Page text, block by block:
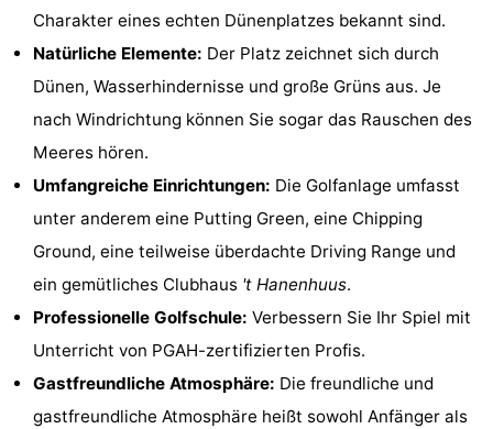
Eibernest
't
Hoogelandt
-
Beach
Park
Texel
Buytenveldt
De
Krim
EuroParcs
Texel
Kustpark
Texel
-
Sluftervallei
Strandhuys
Charakter eines echten Dünenplatzes bekannt sind.
Natürliche Elemente: Der Platz zeichnet sich durch
Dünen, Wasserhindernisse und große Grüns aus. Je
nach Windrichtung können Sie sogar das Rauschen des
Meeres hören.
Umfangreiche Einrichtungen: Die Golfanlage umfasst
unter anderem eine Putting Green, eine Chipping
Ground, eine teilweise überdachte Driving Range und
ein gemütliches Clubhaus 't Hanenhuus.
Professionelle Golfschule: Verbessern Sie Ihr Spiel mit
Unterricht von PGAH-zertifizierten Profis.
Gastfreundliche Atmosphäre: Die freundliche und
gastfreundliche Atmosphäre heißt sowohl Anfänger als